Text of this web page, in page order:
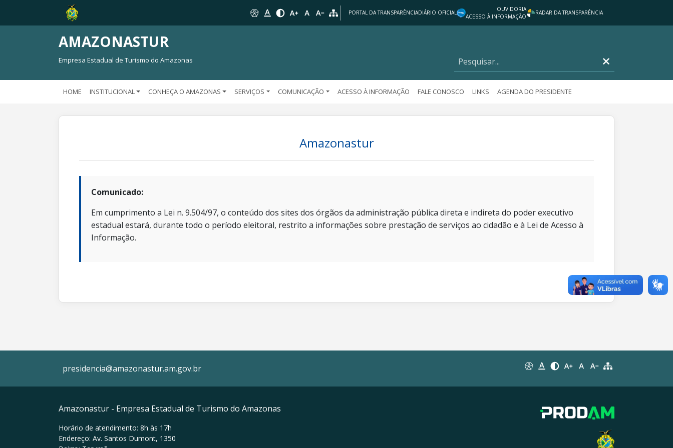
PORTAL DA TRANSPARÊNCIADIÁRIO OFICIAL
OUVIDORIA
ACESSO À INFORMAÇÃO
RADAR DA TRANSPARÊNCIA
AMAZONASTUR
Empresa Estadual de Turismo do Amazonas
HOME INSTITUCIONAL CONHEÇA O AMAZONAS SERVIÇOS COMUNICAÇÃO ACESSO À INFORMAÇÃO FALE CONOSCO LINKS AGENDA DO PRESIDENTE
Amazonastur
Comunicado:
Em cumprimento a Lei n. 9.504/97, o conteúdo dos sites dos órgãos da administração pública direta e indireta do poder executivo
estadual estará, durante todo o período eleitoral, restrito a informações sobre prestação de serviços ao cidadão e à Lei de Acesso à
Informação.
presidencia@amazonastur.am.gov.br
Amazonastur - Empresa Estadual de Turismo do Amazonas
Horário de atendimento: 8h às 17h
Endereço: Av. Santos Dumont, 1350